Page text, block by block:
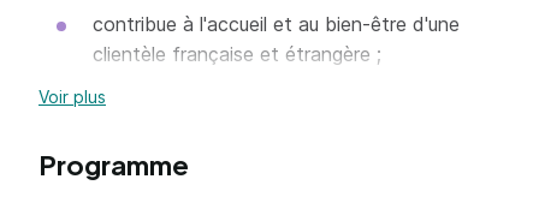
contribue à l'accueil et au bien-être d'une
clientèle française et étrangère ;
réalise des prestations de services en hôtel,
les techniques spécifiques à l'activité ;
Voir plus
Programme